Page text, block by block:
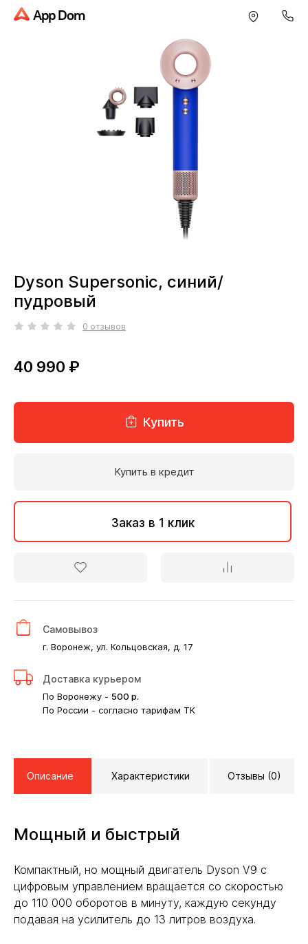
App Dom
Dyson Supersonic, синий/
пудровый
0 отзывов
40 990 ₽
Купить
Купить в кредит
Заказ в 1 клик
Самовывоз
г. Воронеж, ул. Кольцовская, д. 17
Доставка курьером
По Воронежу - 500 р.
По России - согласно тарифам ТК
Описание Характеристики Отзывы (0)
Мощный и быстрый
Компактный, но мощный двигатель Dyson V9 с
цифровым управлением вращается со скоростью
до 110 000 оборотов в минуту, каждую секунду
подавая на усилитель до 13 литров воздуха.